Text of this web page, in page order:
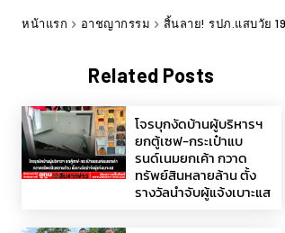
หน้าแรก อาชญากรรม สิ้นลาย! รปภ.แสบวัย
Related Posts
โจรบุกงัดบ้านผู้บริหารฯ
ยกตู้เซฟ-กระเป๋าแบ
รนด์เนมยกเค้า กวาด
ทรัพย์สินหลายล้าน ตั้ง
รางวัลนำจับผู้แจ้งเบาะแส